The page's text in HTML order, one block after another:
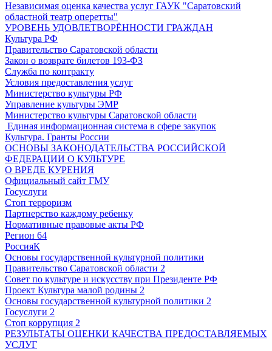
Независимая оценка качества услуг ГАУК "Саратовский
областной театр оперетты"
УРОВЕНЬ УДОВЛЕТВОРЁННОСТИ ГРАЖДАН
Культура РФ
Правительство Саратовской области
Закон о возврате билетов 193-ФЗ
Служба по контракту
Условия предоставления услуг
Министерство культуры РФ
Управление культуры ЭМР
Министерство культуры Саратовской области
Единая информационная система в сфере закупок
Культура. Гранты России
ОСНОВЫ ЗАКОНОДАТЕЛЬСТВА РОССИЙСКОЙ
ФЕДЕРАЦИИ О КУЛЬТУРЕ
О ВРЕДЕ КУРЕНИЯ
Официальный сайт ГМУ
Госуслуги
Стоп терроризм
Партнерство каждому ребенку
Нормативные правовые акты РФ
Регион 64
РоссияК
Основы государственной культурной политики
Правительство Саратовской области 2
Совет по культуре и искусству при Президенте РФ
Проект Культура малой родины 2
Основы государственной культурной политики 2
Госуслуги 2
Стоп коррупция 2
РЕЗУЛЬТАТЫ ОЦЕНКИ КАЧЕСТВА ПРЕДОСТАВЛЯЕМЫХ
УСЛУГ